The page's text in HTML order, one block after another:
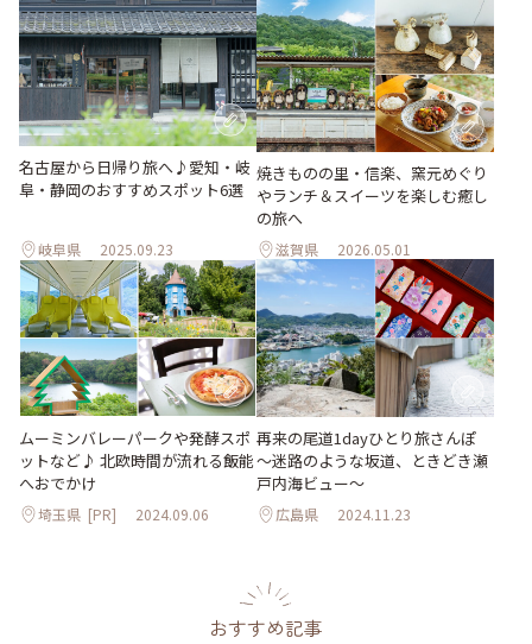
名古屋から日帰り旅へ♪愛知・岐
阜・静岡のおすすめスポット6選
岐阜県 2025.09.23
焼きものの里・信楽、窯元めぐり
やランチ＆スイーツを楽しむ癒し
の旅へ
滋賀県 2026.05.01
ムーミンバレーパークや発酵スポ
ットなど♪ 北欧時間が流れる飯能
へおでかけ
埼玉県 [PR] 2024.09.06
再来の尾道1dayひとり旅さんぽ
～迷路のような坂道、ときどき瀬
戸内海ビュー～
広島県 2024.11.23
おすすめ記事